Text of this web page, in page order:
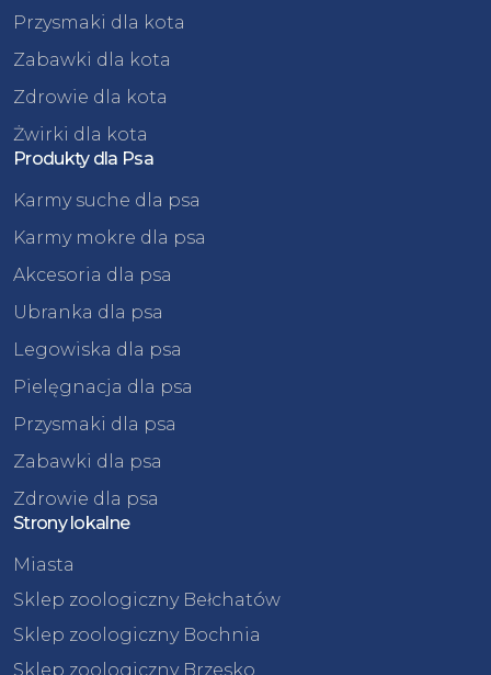
Przysmaki dla kota
Zabawki dla kota
Zdrowie dla kota
Żwirki dla kota
Produkty dla Psa
Karmy suche dla psa
Karmy mokre dla psa
Akcesoria dla psa
Ubranka dla psa
Legowiska dla psa
Pielęgnacja dla psa
Przysmaki dla psa
Zabawki dla psa
Zdrowie dla psa
Strony lokalne
Miasta
Sklep zoologiczny Bełchatów
Sklep zoologiczny Bochnia
Sklep zoologiczny Brzesko